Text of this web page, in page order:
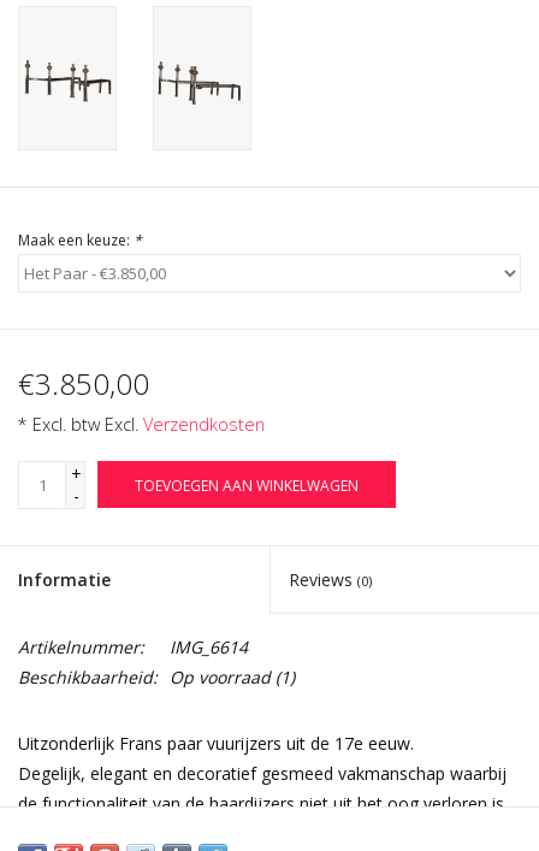
Maak een keuze: *
€3.850,00
* Excl. btw Excl. Verzendkosten
+
-
TOEVOEGEN AAN WINKELWAGEN
Informatie Reviews (0)
Artikelnummer:
IMG_6614
Beschikbaarheid: Op voorraad(1)
Uitzonderlijk Frans paar vuurijzers uit de 17e eeuw.
Degelijk, elegant en decoratief gesmeed vakmanschap waarbij
de functionaliteit van de haardijzers niet uit het oog verloren is.